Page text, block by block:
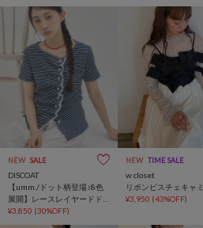
NEW SALE
DISCOAT
【umm./ドット柄登場♪8色
展開】レースレイヤードド
レープ半袖プルオーバー
¥3,850 (30%OFF)
NEW TIME SALE
w closet
リボンビスチェキャミ
¥3,950 (43%OFF)